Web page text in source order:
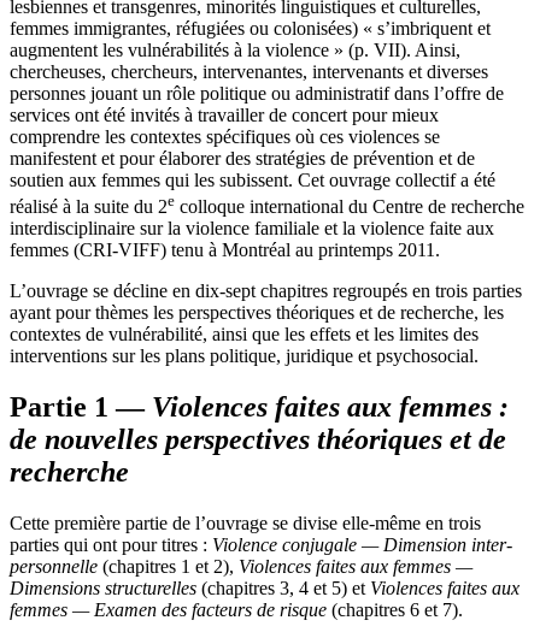
lesbiennes et transgenres, minorités linguistiques et culturelles,
femmes immigrantes, réfugiées ou colonisées) « s’imbriquent et
augmentent les vulnérabilités à la violence » (p. VII). Ainsi,
chercheuses, chercheurs, intervenantes, intervenants et diverses
personnes jouant un rôle politique ou administratif dans l’offre de
services ont été invités à travailler de concert pour mieux
comprendre les contextes spécifiques où ces violences se
manifestent et pour élaborer des stratégies de prévention et de
soutien aux femmes qui les subissent. Cet ouvrage collectif a été
réalisé à la suite du 2e colloque international du Centre de recherche
interdisciplinaire sur la violence familiale et la violence faite aux
femmes (CRI-VIFF) tenu à Montréal au printemps 2011.
L’ouvrage se décline en dix-sept chapitres regroupés en trois parties
ayant pour thèmes les perspectives théoriques et de recherche, les
contextes de vulnérabilité, ainsi que les effets et les limites des
interventions sur les plans politique, juridique et psychosocial.
Partie 1 — Violences faites aux femmes :
de nouvelles perspectives théoriques et de
recherche
Cette première partie de l’ouvrage se divise elle-même en trois
parties qui ont pour titres : Violence conjugale — Dimension inter-
personnelle (chapitres 1 et 2), Violences faites aux femmes —
Dimensions structurelles (chapitres 3, 4 et 5) et Violences faites aux
femmes — Examen des facteurs de risque (chapitres 6 et 7).